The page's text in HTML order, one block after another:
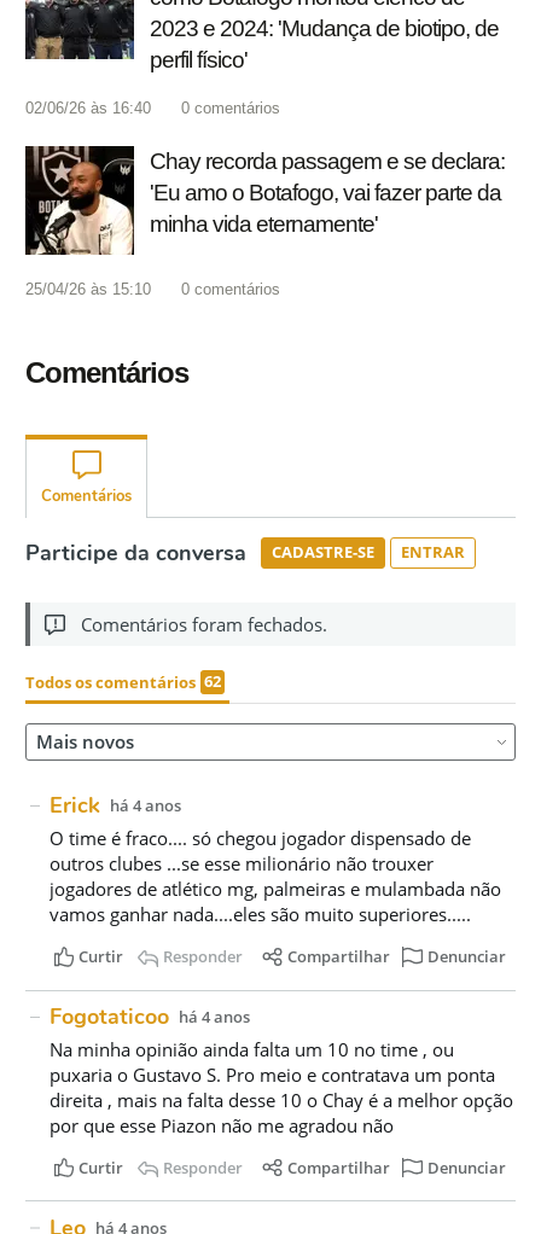
2023 e 2024: 'Mudança de biotipo, de
perfil físico'
02/06/26 às 16:40 0 comentários
Chay recorda passagem e se declara:
'Eu amo o Botafogo, vai fazer parte da
minha vida eternamente'
25/04/26 às 15:10 0 comentários
Comentários